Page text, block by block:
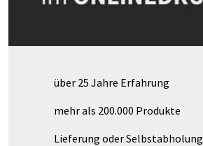
über 25 Jahre Erfahrung
mehr als 200.000 Produkte
Lieferung oder Selbstabholung